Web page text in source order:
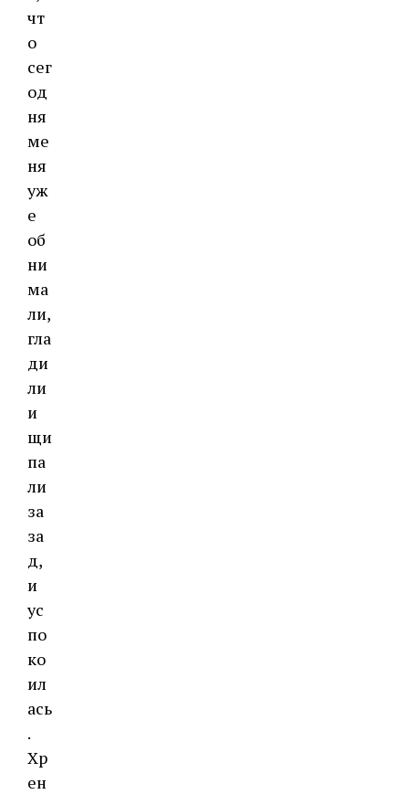
чт
о
сег
од
ня
ме
ня
уж
е
об
ни
ма
ли,
гла
ди
ли
и
щи
па
ли
за
за
д,
и
ус
по
ко
ил
ась
.
Хр
ен